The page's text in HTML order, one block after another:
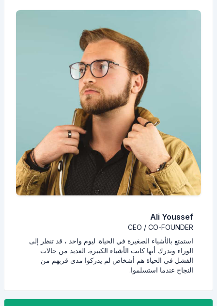
Ali Youssef
CEO / CO-FOUNDER
استمتع بالأشياء الصغيرة في الحياة. ليوم واحد ، قد تنظر إلى
الوراء وتدرك أنها كانت الأشياء الكبيرة. العديد من حالات
الفشل في الحياة هم أشخاص لم يدركوا مدى قربهم من
النجاح عندما استسلموا.